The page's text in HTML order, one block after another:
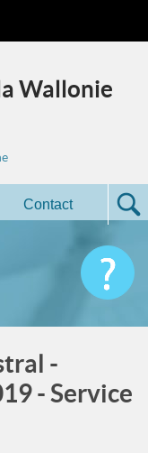
Wallonie
Contact
-
- Service